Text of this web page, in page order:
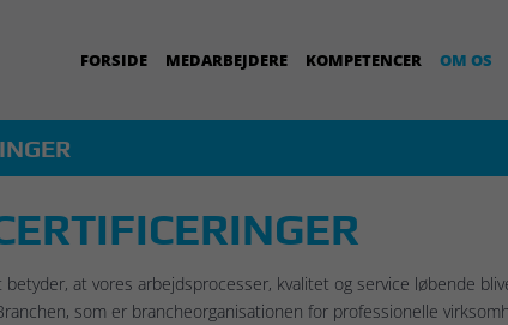
FORSIDE MEDARBEJDERE KOMPETENCER OM OS
at vores arbejdsprocesser, kvalitet og service løbende
som er brancheorganisationen for professionelle